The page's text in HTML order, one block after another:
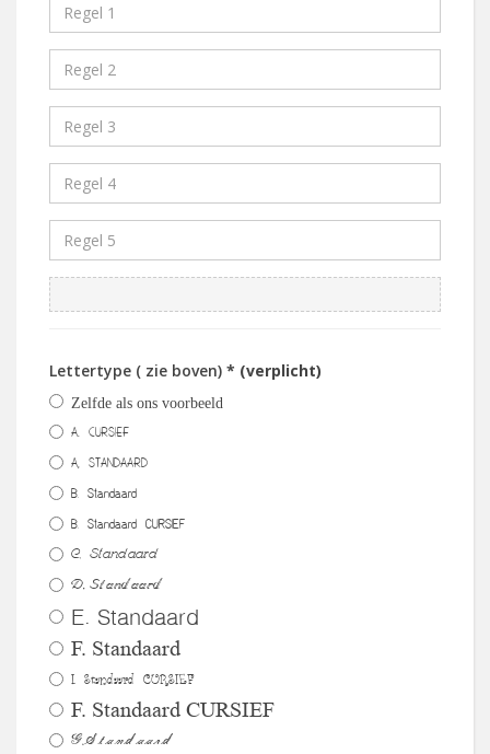
Lettertype ( zie boven) * (verplicht)
Zelfde als ons voorbeeld
A. CURSIEF
A, STANDAARD
B. Standaard
B. Standaard CURSIEF
C. Standaard
D. Standaard
E. Standaard
F. Standaard
I. Standaard CURSIEF
F. Standaard CURSIEF
G.Standaard